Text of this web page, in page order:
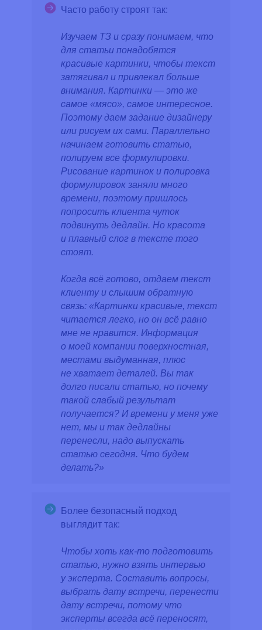
Часто работу строят так:
Изучаем ТЗ и сразу понимаем, что
для статьи понадобятся
красивые картинки, чтобы текст
затягивал и привлекал больше
внимания. Картинки — это же
самое «мясо», самое интересное.
Поэтому даем задание дизайнеру
или рисуем их сами. Параллельно
начинаем готовить статью,
полируем все формулировки.
Рисование картинок и полировка
формулировок заняли много
времени, поэтому пришлось
попросить клиента чуток
подвинуть дедлайн. Но красота
и плавный слог в тексте того
стоят.
Когда всё готово, отдаем текст
клиенту и слышим обратную
связь: «Картинки красивые, текст
читается легко, но он всё равно
мне не нравится. Информация
о моей компании поверхностная,
местами выдуманная, плюс
не хватает деталей. Вы так
долго писали статью, но почему
такой слабый результат
получается? И времени у меня уже
нет, мы и так дедлайны
перенесли, надо выпускать
статью сегодня. Что будем
делать?»
Более безопасный подход
выглядит так:
Чтобы хоть как-то подготовить
статью, нужно взять интервью
у эксперта. Составить вопросы,
выбрать дату встречи, перенести
дату встречи, потому что
эксперты всегда всё переносят,